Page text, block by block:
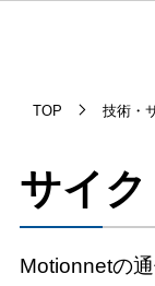
TOP 技術・
サイ
Motionnetの